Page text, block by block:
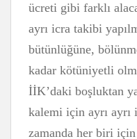
ücreti gibi farklı
ayrı icra takibi
bütünlüğüne,
kadar kötüniyetli
İİK’daki boşluktan
kalemi için ayrı ayrı
zamanda her biri